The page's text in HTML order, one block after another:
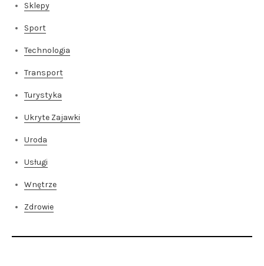
Sklepy
Sport
Technologia
Transport
Turystyka
Ukryte Zajawki
Uroda
Usługi
Wnętrze
Zdrowie